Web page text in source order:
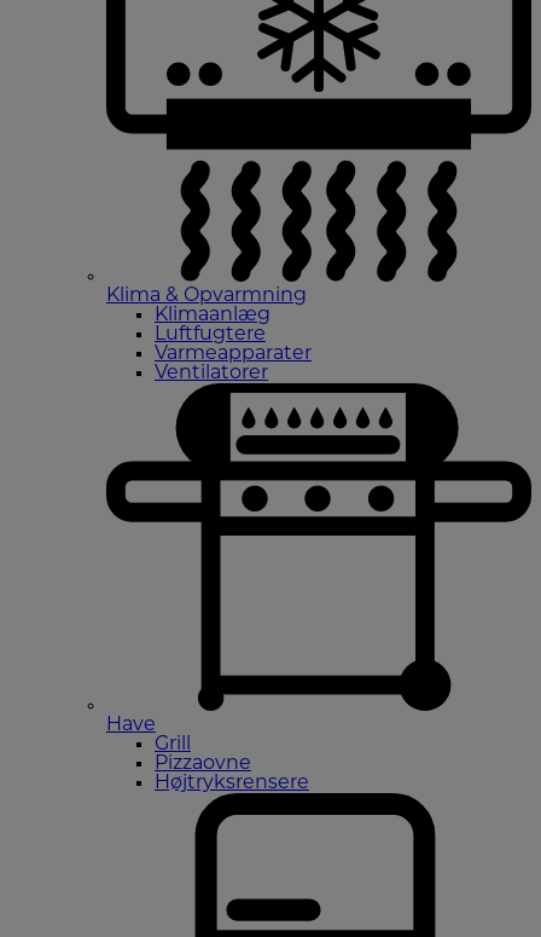
Klima & Opvarmning
Klimaanlæg
Luftfugtere
Varmeapparater
Ventilatorer
Have
Grill
Pizzaovne
Højtryksrensere